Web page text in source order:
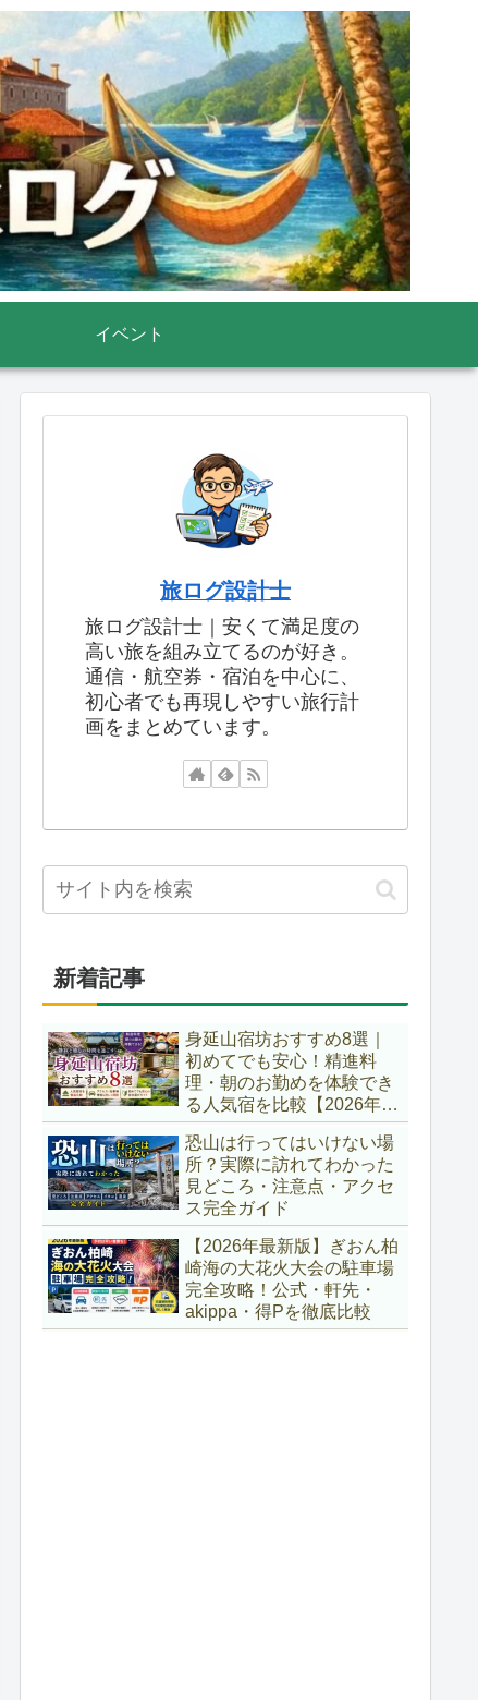
イベント
旅ログ設計士
旅ログ設計士｜安くて満足度の
高い旅を組み立てるのが好き。
通信・航空券・宿泊を中心に、
初心者でも再現しやすい旅行計
画をまとめています。
新着記事
身延山宿坊おすすめ8選｜
初めてでも安心！精進料
理・朝のお勤めを体験でき
る人気宿を比較【2026年最
新版】
恐山は行ってはいけない場
所？実際に訪れてわかった
見どころ・注意点・アクセ
ス完全ガイド
【2026年最新版】ぎおん柏
崎海の大花火大会の駐車場
完全攻略！公式・軒先・
akippa・得Pを徹底比較